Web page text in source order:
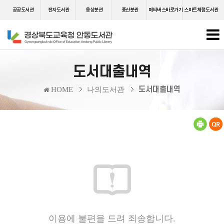
공공도서관 전자도서관 용상분관 풍산분관 메타버스바로가기 스마트체험도서관
도서대출내역
HOME 나의도서관 도서대출내역
이용에 불편을 드려 죄송합니다.